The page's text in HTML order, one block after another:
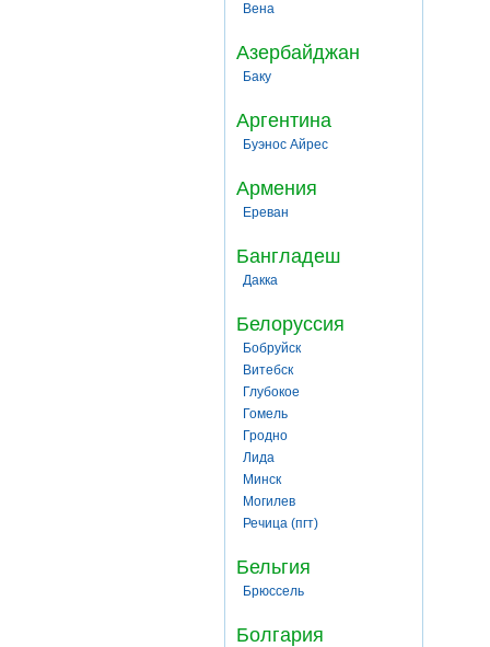
Вена
Азербайджан
Баку
Аргентина
Буэнос Айрес
Армения
Ереван
Бангладеш
Дакка
Белоруссия
Бобруйск
Витебск
Глубокое
Гомель
Гродно
Лида
Минск
Могилев
Речица (пгт)
Бельгия
Брюссель
Болгария